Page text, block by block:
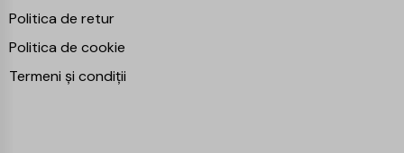
Politica de retur
Politica de cookie
Termeni și condiții